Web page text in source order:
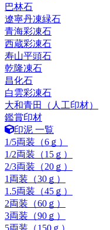
巴林石
遼寧丹凍緑石
青海彩凍石
西蔵彩凍石
寿山平頭石
乾隆凍石
昌化石
白雲彩凍石
大和青田（人工印材）
鑑賞印材
印泥 一覧
1/5両装（6ｇ）
1/2両装（15ｇ）
2/3両装（20ｇ）
1両装（30ｇ）
1.5両装（45ｇ）
2両装（60ｇ）
3両装（90ｇ）
5両装（150ｇ）